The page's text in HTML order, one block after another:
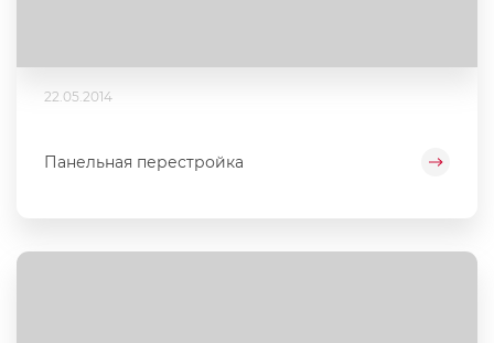
22.05.2014
Панельная перестройка